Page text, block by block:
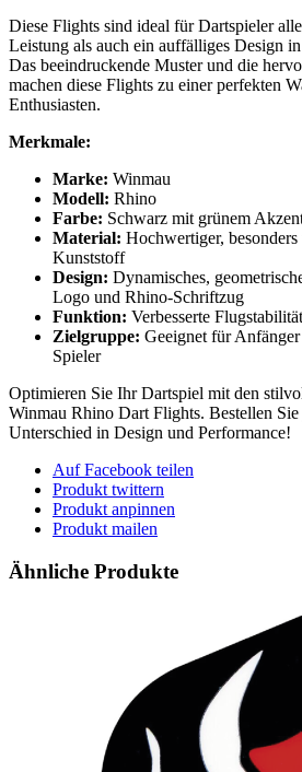
Diese Flights sind ideal für Dartspieler
Leistung als auch ein auffälliges Design
Das beeindruckende Muster und die
machen diese Flights zu einer perfekten
Enthusiasten.
Merkmale:
Marke: Winmau
Modell: Rhino
Farbe: Schwarz mit grünem
Material: Hochwertiger,
Kunststoff
Design: Dynamisches,
Logo und Rhino-Schriftzug
Funktion: Verbesserte
Zielgruppe: Geeignet für
Spieler
Optimieren Sie Ihr Dartspiel mit den
Winmau Rhino Dart Flights. Bestellen Sie
Unterschied in Design und Performance!
Auf Facebook teilen
Produkt twittern
Produkt anpinnen
Produkt mailen
Ähnliche Produkte